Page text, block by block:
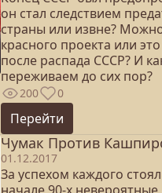
он стал следствием
страны или извне?
красного проекта или
после распада СССР? И
переживаем до сих пор?
200 0
Перейти
Чумак Против
01.12.2017
За успехом каждого
начале 90-х невероятные